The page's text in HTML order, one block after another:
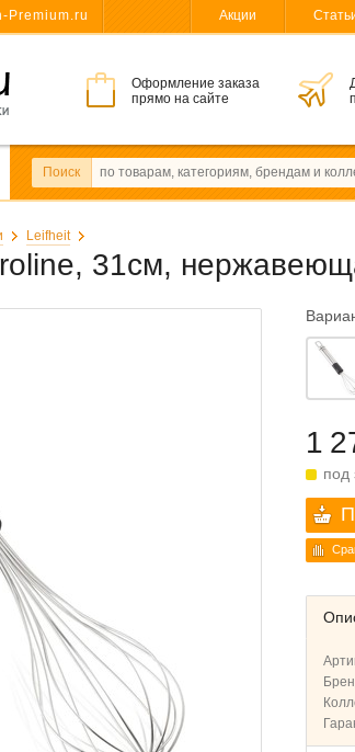
Premium.ru Акции
Оформление заказа
прямо на сайте
Поиск
Leifheit
31см,
1
под